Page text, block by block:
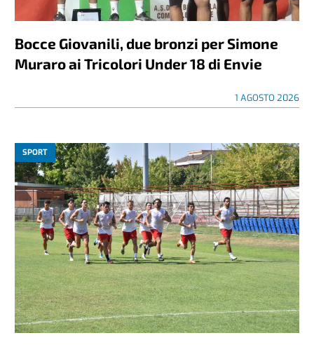
Bocce Giovanili, due bronzi per Simone
Muraro ai Tricolori Under 18 di Envie
1 AGOSTO 2026
SPORT